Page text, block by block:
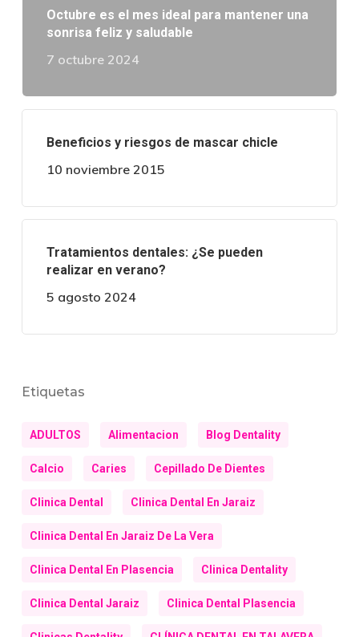
Octubre es el mes ideal para mantener una
sonrisa feliz y saludable
7 octubre 2024
Beneficios y riesgos de mascar chicle
10 noviembre 2015
Tratamientos dentales: ¿Se pueden
realizar en verano?
5 agosto 2024
Etiquetas
ADULTOS Alimentacion Blog Dentality
Calcio Caries Cepillado De Dientes
Clinica Dental Clinica Dental En Jaraiz
Clinica Dental En Jaraiz De La Vera
Clinica Dental En Plasencia Clinica Dentality
Clinica Dental Jaraiz Clinica Dental Plasencia